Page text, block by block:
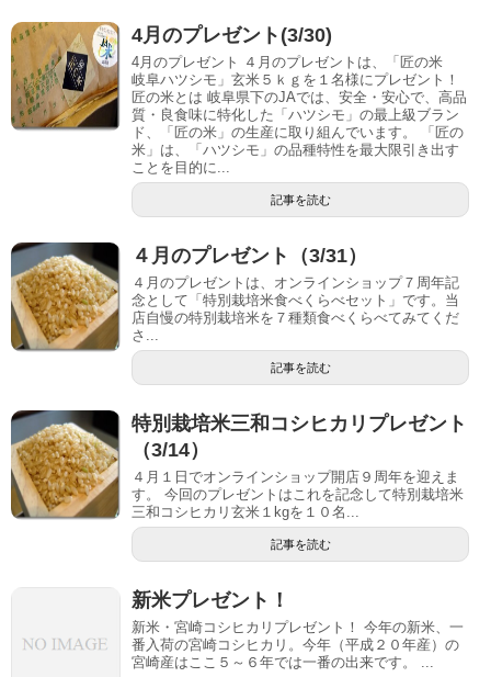
4月のプレゼント(3/30)
4月のプレゼント ４月のプレゼントは、「匠の米
岐阜ハツシモ」玄米５ｋｇを１名様にプレゼント！
匠の米とは 岐阜県下のJAでは、安全・安心で、高品
質・良食味に特化した「ハツシモ」の最上級ブラン
ド、「匠の米」の生産に取り組んでいます。 「匠の
米」は、「ハツシモ」の品種特性を最大限引き出す
ことを目的に...
記事を読む
４月のプレゼント（3/31）
４月のプレゼントは、オンラインショップ７周年記
念として「特別栽培米食べくらべセット」です。当
店自慢の特別栽培米を７種類食べくらべてみてくだ
さ...
記事を読む
特別栽培米三和コシヒカリプレゼント
（3/14）
４月１日でオンラインショップ開店９周年を迎えま
す。 今回のプレゼントはこれを記念して特別栽培米
三和コシヒカリ玄米１kgを１０名...
記事を読む
新米プレゼント！
新米・宮崎コシヒカリプレゼント！ 今年の新米、一
番入荷の宮崎コシヒカリ。今年（平成２０年産）の
宮崎産はここ５～６年では一番の出来です。 ...